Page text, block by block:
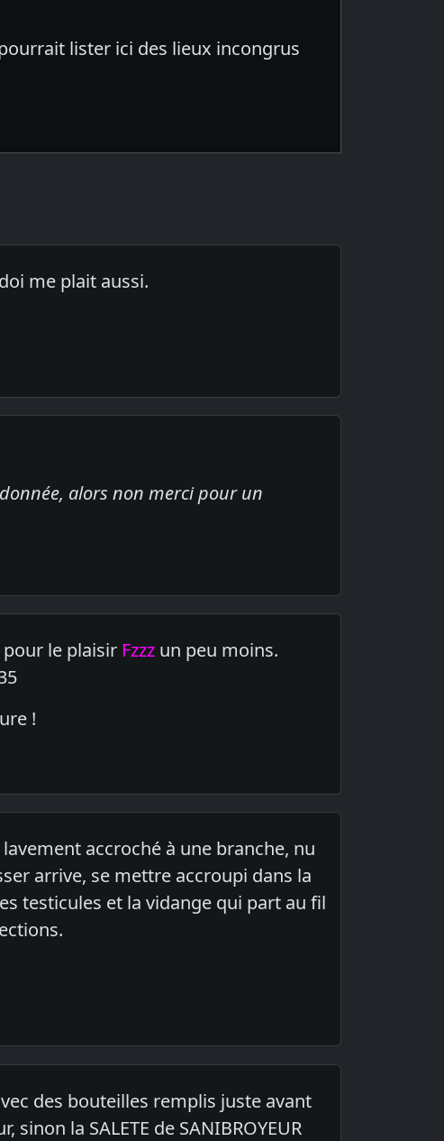
lister ici des lieux incongrus
me plait aussi.
alors non merci pour un
le plaisir Fzzz un peu moins.
!
accroché à une branche, nu
arrive, se mettre accroupi dans la
testicules et la vidange qui part au fil
des bouteilles remplis juste avant
la SALETE de SANIBROYEUR